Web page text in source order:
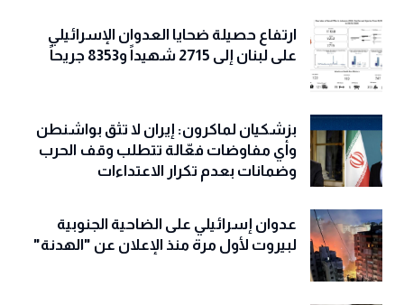
ارتفاع حصيلة ضحايا العدوان الإسرائيلي
على لبنان إلى 2715 شهيداً و8353 جريحاً
بزشكيان لماكرون: إيران لا تثق بواشنطن
وأي مفاوضات فعّالة تتطلب وقف الحرب
وضمانات بعدم تكرار الاعتداءات
عدوان إسرائيلي على الضاحية الجنوبية
لبيروت لأول مرة منذ الإعلان عن "الهدنة"